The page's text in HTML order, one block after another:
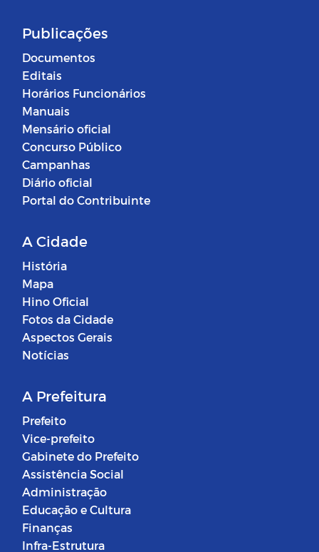
Publicações
Documentos
Editais
Horários Funcionários
Manuais
Mensário oficial
Concurso Público
Campanhas
Diário oficial
Portal do Contribuinte
A Cidade
História
Mapa
Hino Oficial
Fotos da Cidade
Aspectos Gerais
Notícias
A Prefeitura
Prefeito
Vice-prefeito
Gabinete do Prefeito
Assistência Social
Administração
Educação e Cultura
Finanças
Infra-Estrutura